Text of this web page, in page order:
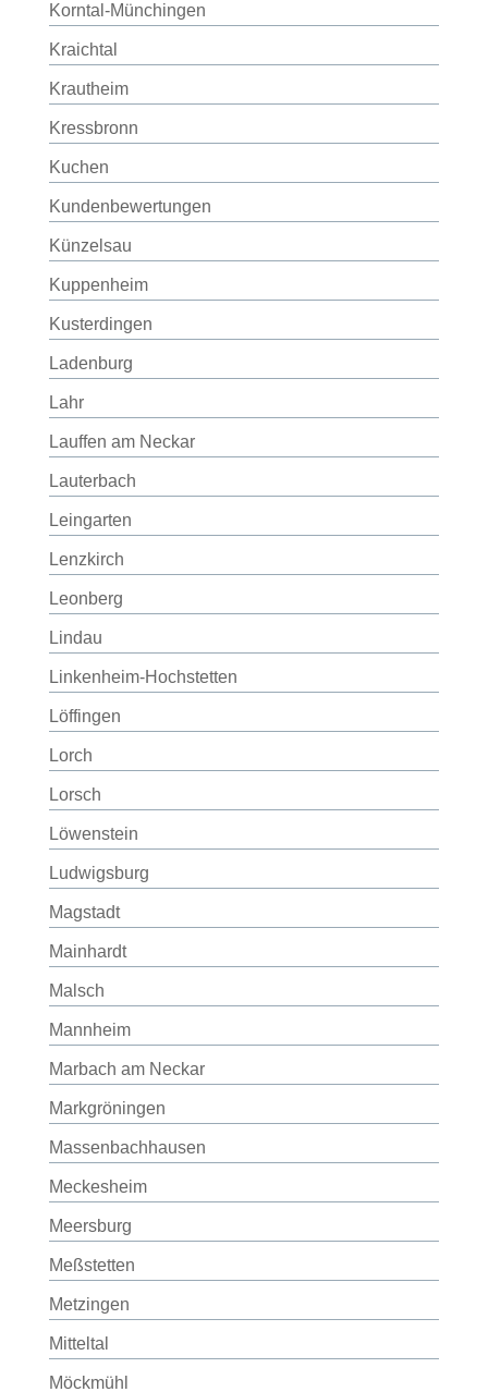
Korntal-Münchingen
Kraichtal
Krautheim
Kressbronn
Kuchen
Kundenbewertungen
Künzelsau
Kuppenheim
Kusterdingen
Ladenburg
Lahr
Lauffen am Neckar
Lauterbach
Leingarten
Lenzkirch
Leonberg
Lindau
Linkenheim-Hochstetten
Löffingen
Lorch
Lorsch
Löwenstein
Ludwigsburg
Magstadt
Mainhardt
Malsch
Mannheim
Marbach am Neckar
Markgröningen
Massenbachhausen
Meckesheim
Meersburg
Meßstetten
Metzingen
Mitteltal
Möckmühl